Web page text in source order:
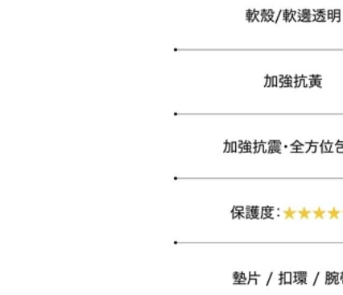
大眼睛透氣網眼透視束
NT$ 159
NT$ 189
-